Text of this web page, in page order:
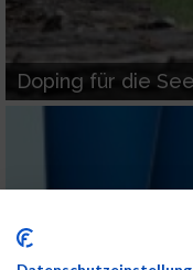
Doping für die